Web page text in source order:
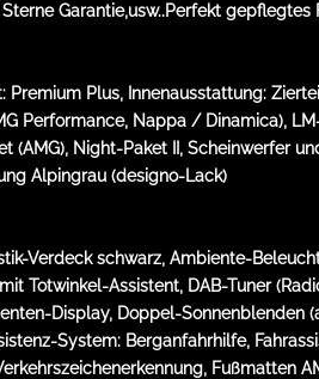
Garantie,usw..Perfekt gepflegtes
Plus, Innenausstattung:
Performance, Nappa / Dinamica),
(AMG), Night-Paket II, Scheinwerfer
Alpingrau (designo-Lack)
Verdeck schwarz, Ambiente-
Totwinkel-Assistent, DAB-Tuner
Display, Doppel-Sonnenblenden
System: Berganfahrhilfe,
Fußmatten